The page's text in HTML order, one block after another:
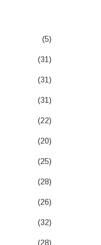
(5)
(31)
(31)
(31)
(22)
(20)
(25)
(28)
(26)
(32)
(28)